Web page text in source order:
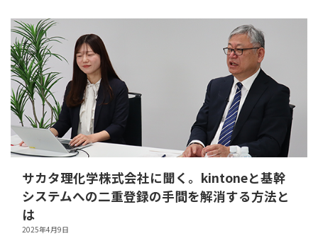
サカタ理化学株式会社に聞く。kintoneと基幹
システムへの二重登録の手間を解消する方法と
は
2025年4月9日